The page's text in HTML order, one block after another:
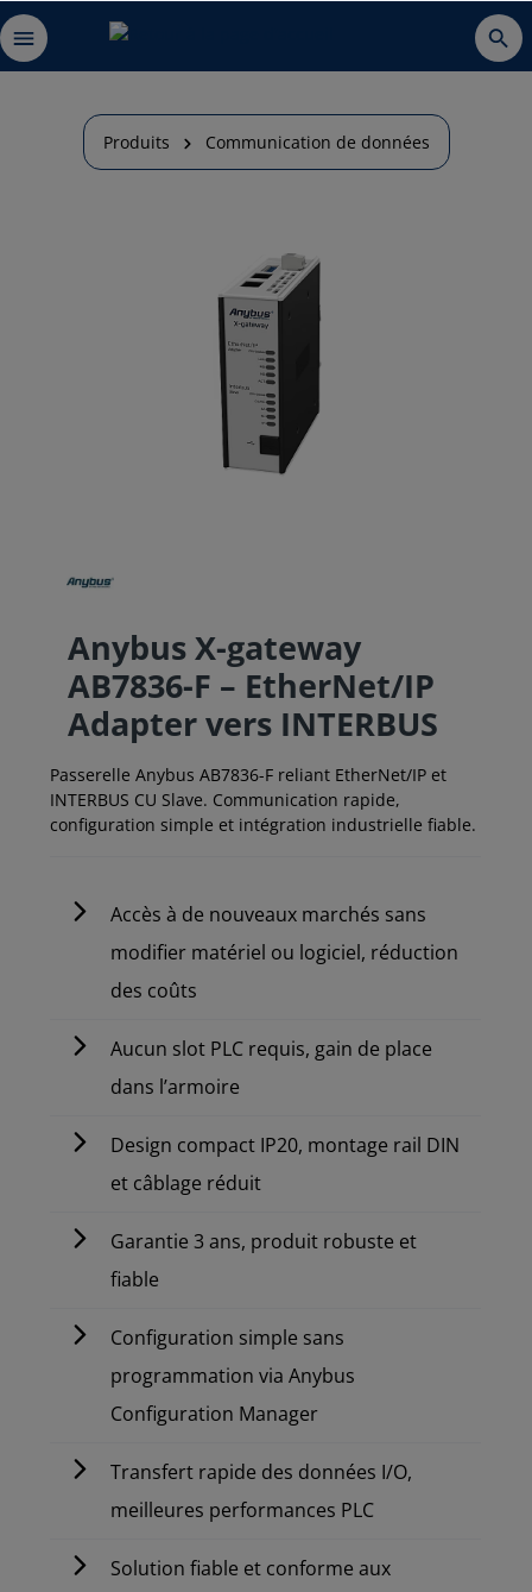
Produits Communication de données
Anybus X-gateway
AB7836-F – EtherNet/IP
Adapter vers INTERBUS
Passerelle Anybus AB7836-F reliant EtherNet/IP et
INTERBUS CU Slave. Communication rapide,
configuration simple et intégration industrielle fiable.
Accès à de nouveaux marchés sans
modifier matériel ou logiciel, réduction
des coûts
Aucun slot PLC requis, gain de place
dans l’armoire
Design compact IP20, montage rail DIN
et câblage réduit
Garantie 3 ans, produit robuste et
fiable
Configuration simple sans
programmation via Anybus
Configuration Manager
Transfert rapide des données I/O,
meilleures performances PLC
Solution fiable et conforme aux